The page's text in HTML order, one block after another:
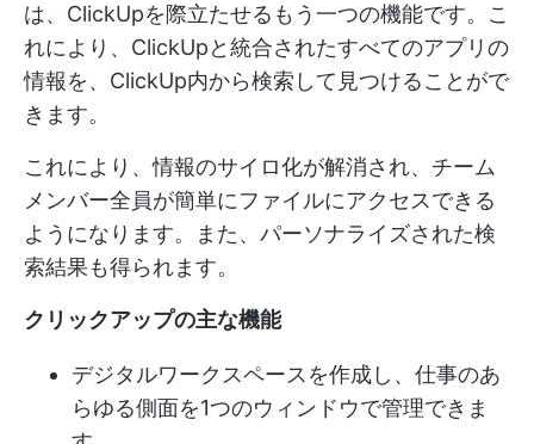
は、ClickUpを際立たせるもう一つの機能です。こ
れにより、ClickUpと統合されたすべてのアプリの
情報を、ClickUp内から検索して見つけることがで
きます。
これにより、情報のサイロ化が解消され、チーム
メンバー全員が簡単にファイルにアクセスできる
ようになります。また、パーソナライズされた検
索結果も得られます。
クリックアップの主な機能
デジタルワークスペースを作成し、仕事のあ
らゆる側面を1つのウィンドウで管理できま